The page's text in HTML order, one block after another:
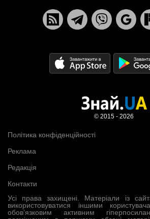
Усі права захищені. Матеріали із
використовуватися іншими
обов’язковим активним
Політика конфіденційності
Реклама
Редакція
Контакти
© 2015 - 2026